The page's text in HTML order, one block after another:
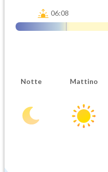
06:08
Notte Mattino